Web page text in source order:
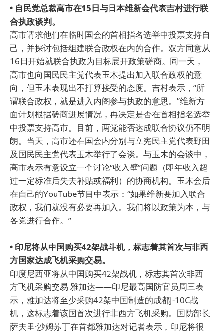
• 自民党总裁高市在15日与日本维新会代表吉村进行联
合执政谈判。
高市请求他们在临时国会的首相指名选举中投票支持自
己，并探讨包括组建联合政权在内的合作。双方同意从
16日开始就联合执政为目标展开政策磋商。同一天，
高市也向国民民主党代表玉木提出加入联合政权的意
向，但玉木表现出不打算接受的态度。吉村表示，“所
谓联合政权，就是进入内阁参与执政的意思。”维新方
面计划根据磋商进展情况，再决定是否在首相指名选举
中投票支持高市。目前，两党能否达成联合协议仍不明
朗。当天，高市还在国会内分别与立宪民主党代表野田
及国民民主党代表玉木举行了会谈。与玉木的会谈中，
高市表示有意设立一个讨论“收入壁”问题（即年收入超
过一定标准后失去补贴或福利）的协商机构。玉木会后
在自己的YouTube节目中表示：“如果维新要加入联合
政权，我们就没有必要再加入。我们将以政策为本，与
各党进行合作。”
• 印尼将从中国购买42架战斗机，标志着其首次与非西
方国家达成飞机采购交易。
印度尼西亚将从中国购买42架战机，标志其首次非西
方飞机采购交易 雅加达——印尼最高国防官员周三表
示，雅加达将至少采购42架中国制造的成都J-10C战
机，这标志着该国首次进行非西方飞机采购。国防部长
萨夫里·沙姆苏丁在首都雅加达对记者表示，印尼将很